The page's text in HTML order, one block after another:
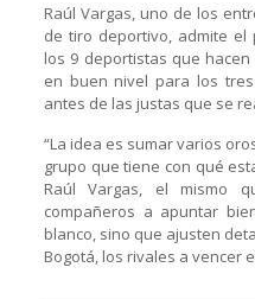
Raúl Vargas, uno de los
de tiro deportivo, admite el
los 9 deportistas que
en buen nivel para los
antes de las justas que se
“La idea es sumar varios
grupo que tiene con qué
Raúl Vargas, el mismo
compañeros a apuntar
blanco, sino que ajusten
Bogotá, los rivales a vencer